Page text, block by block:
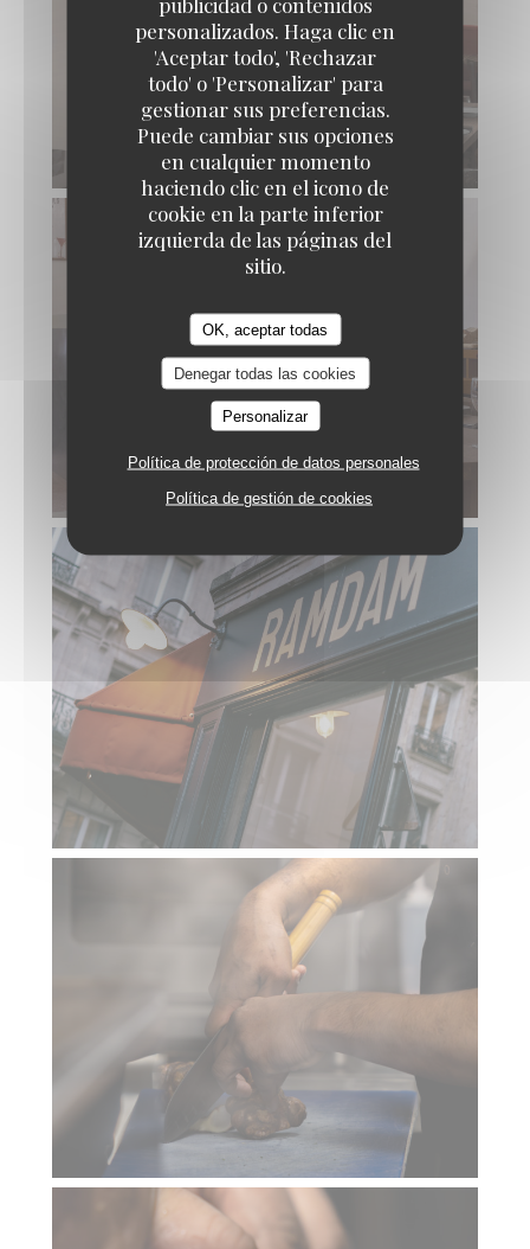
personalizados. Haga clic en
'Aceptar todo', 'Rechazar
todo' o 'Personalizar' para
gestionar sus preferencias.
Puede cambiar sus opciones
en cualquier momento
haciendo clic en el icono de
cookie en la parte inferior
izquierda de las páginas del
sitio.
OK, aceptar todas
Denegar todas las cookies
Personalizar
Política de protección de datos personales
Política de gestión de cookies